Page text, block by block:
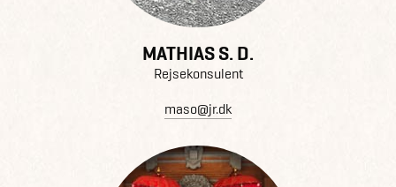
MATHIAS S. D.
Rejsekonsulent
maso@jr.dk